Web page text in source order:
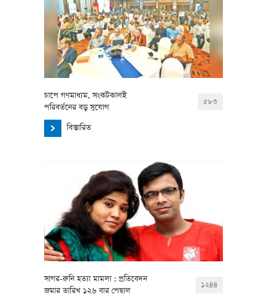
চাপে গণমাধ্যম, সংকটকালই
পরিবর্তনের বড় সুযোগ
৫৮৩
বিস্তারিত
সাগর-রুনি হত্যা মামলা : প্রতিবেদন
জমার তারিখ ১২৬ বার পেছাল
১২৪৪